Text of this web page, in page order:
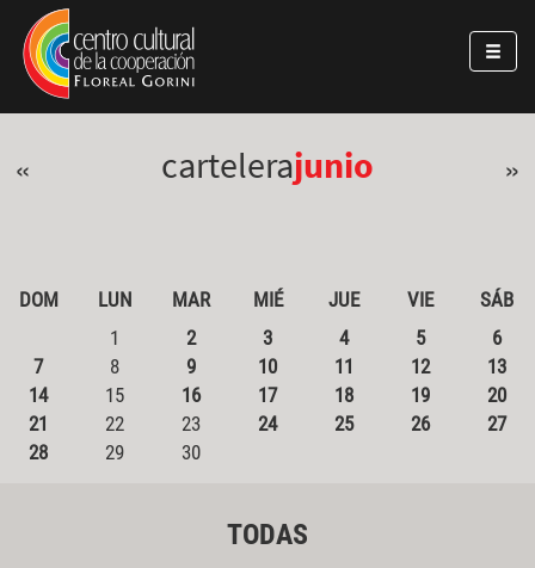
Pasar al contenido principal
Jump to main content
« cartelerajunio »
DOM LUN MAR MIÉ JUE VIE
SÁB
1
2 3 4 5
6
7
8 9 10 11 12
13
14
15 16 17 18 19
20
21
22 23 24 25 26
27
28
29 30
TODAS